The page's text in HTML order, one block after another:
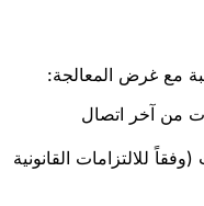
مع غرض المعالجة:
(وفقاً للالتزامات القانونية